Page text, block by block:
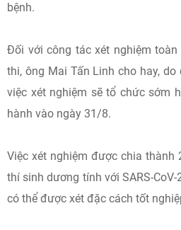
bệnh.
Đối với công tác xét nghiệm
thi, ông Mai Tấn Linh cho hay,
việc xét nghiệm sẽ tổ chức sớm
hành vào ngày 31/8.
Việc xét nghiệm được chia thành
thí sinh dương tính với SARS-
có thể được xét đặc cách tốt